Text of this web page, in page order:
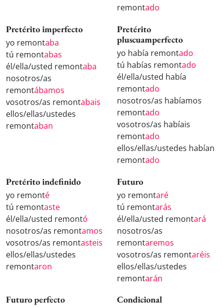
remontado
Pretérito imperfecto
yo remontaba
tú remontabas
él/ella/usted remontaba
nosotros/as
remontábamos
vosotros/as remontabais
ellos/ellas/ustedes
remontaban
Pretérito
pluscuamperfecto
yo había remontado
tú habías remontado
él/ella/usted había
remontado
nosotros/as habíamos
remontado
vosotros/as habíais
remontado
ellos/ellas/ustedes habían
remontado
Pretérito indefinido
yo remonté
tú remontaste
él/ella/usted remontó
nosotros/as remontamos
vosotros/as remontasteis
ellos/ellas/ustedes
remontaron
Futuro
yo remontaré
tú remontarás
él/ella/usted remontará
nosotros/as
remontaremos
vosotros/as remontaréis
ellos/ellas/ustedes
remontarán
Futuro perfecto Condicional